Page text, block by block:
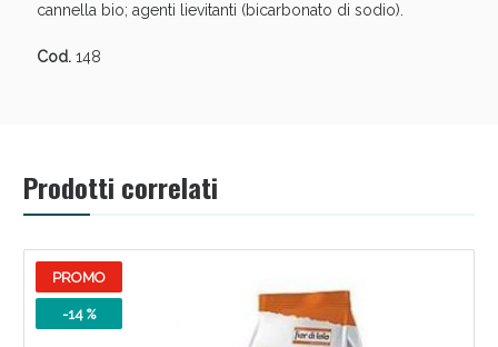
cannella bio; agenti lievitanti (bicarbonato di sodio).
Cod.148
Prodotti correlati
PROMO
-14 %
Sconto fino al 55% disponibile oggi!